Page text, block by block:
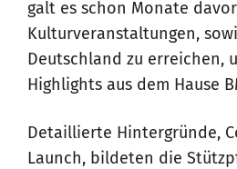
galt es schon Monate
Kulturveranstaltungen,
Deutschland zu erreichen,
Highlights aus dem Hause
Detaillierte Hintergründe,
Launch, bildeten die